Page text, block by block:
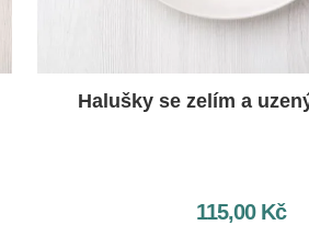
Halušky se zelím a
115,00 Kč